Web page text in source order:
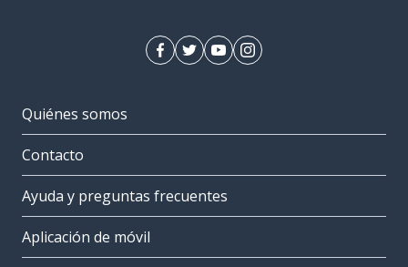
Quiénes somos
Contacto
Ayuda y preguntas frecuentes
Aplicación de móvil